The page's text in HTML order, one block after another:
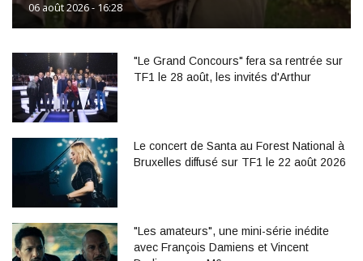
06 août 2026 - 16:28
"Le Grand Concours" fera sa rentrée sur
TF1 le 28 août, les invités d'Arthur
Le concert de Santa au Forest National à
Bruxelles diffusé sur TF1 le 22 août 2026
"Les amateurs", une mini-série inédite
avec François Damiens et Vincent